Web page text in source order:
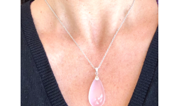
PLUS
ANCIEN